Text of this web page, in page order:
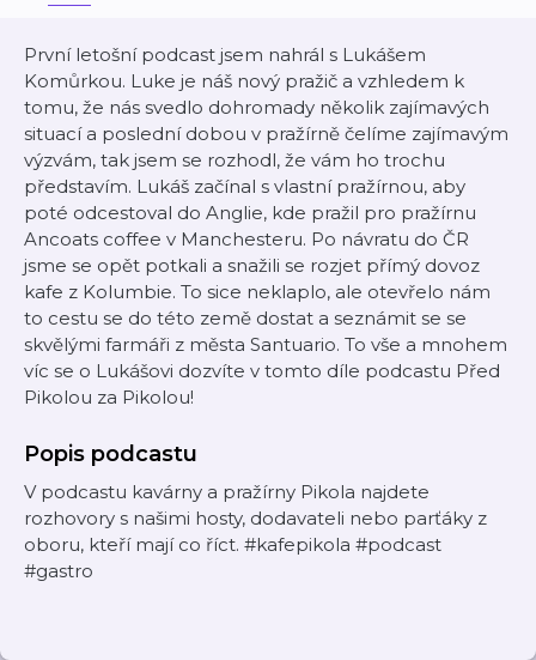
První letošní podcast jsem nahrál s Lukášem
Komůrkou. Luke je náš nový pražič a vzhledem k
tomu, že nás svedlo dohromady několik zajímavých
situací a poslední dobou v pražírně čelíme zajímavým
výzvám, tak jsem se rozhodl, že vám ho trochu
představím. Lukáš začínal s vlastní pražírnou, aby
poté odcestoval do Anglie, kde pražil pro pražírnu
Ancoats coffee v Manchesteru. Po návratu do ČR
jsme se opět potkali a snažili se rozjet přímý dovoz
kafe z Kolumbie. To sice neklaplo, ale otevřelo nám
to cestu se do této země dostat a seznámit se se
skvělými farmáři z města Santuario. To vše a mnohem
víc se o Lukášovi dozvíte v tomto díle podcastu Před
Pikolou za Pikolou!
Popis podcastu
V podcastu kavárny a pražírny Pikola najdete
rozhovory s našimi hosty, dodavateli nebo parťáky z
oboru, kteří mají co říct. #kafepikola #podcast
#gastro